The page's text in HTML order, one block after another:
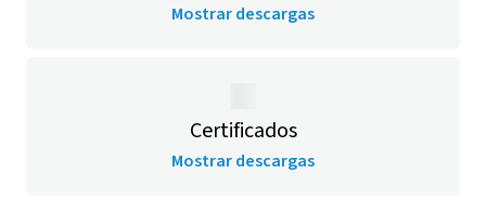
Mostrar descargas
Certificados
Mostrar descargas